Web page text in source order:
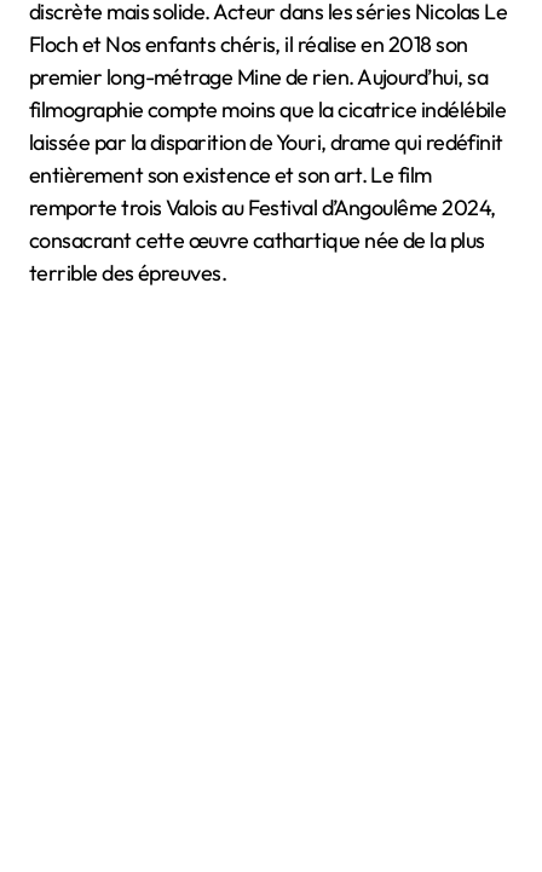
discrète mais solide. Acteur dans les séries Nicolas Le
Floch et Nos enfants chéris, il réalise en 2018 son
premier long-métrage Mine de rien. Aujourd’hui, sa
filmographie compte moins que la cicatrice indélébile
laissée par la disparition de Youri, drame qui redéfinit
entièrement son existence et son art. Le film
remporte trois Valois au Festival d’Angoulême 2024,
consacrant cette œuvre cathartique née de la plus
terrible des épreuves.